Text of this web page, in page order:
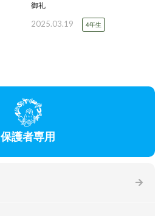
御礼
2025.03.19 4年生
保護者専用